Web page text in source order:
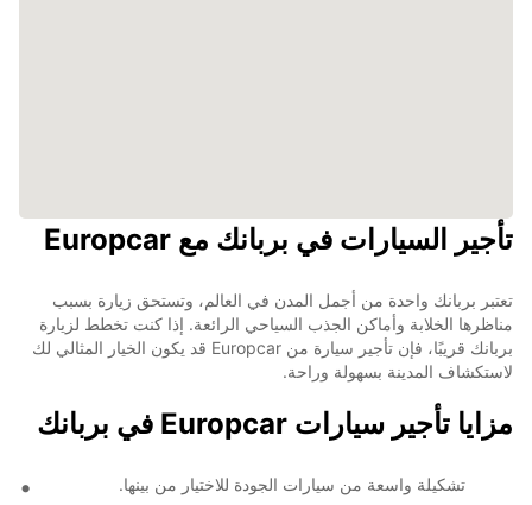
تأجير السيارات في بربانك مع Europcar
تعتبر بربانك واحدة من أجمل المدن في العالم، وتستحق زيارة بسبب
مناظرها الخلابة وأماكن الجذب السياحي الرائعة. إذا كنت تخطط لزيارة
بربانك قريبًا، فإن تأجير سيارة من Europcar قد يكون الخيار المثالي لك
لاستكشاف المدينة بسهولة وراحة.
مزايا تأجير سيارات Europcar في بربانك
تشكيلة واسعة من سيارات الجودة للاختيار من بينها.